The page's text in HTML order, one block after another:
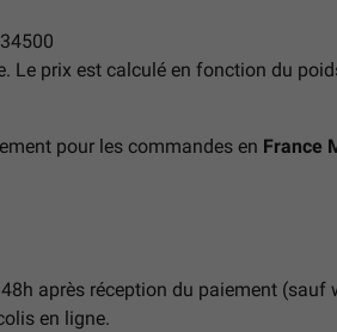
Le prix est calculé en fonction du
pour les commandes en France
après réception du paiement (sauf
en ligne.